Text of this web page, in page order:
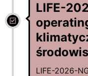
LIFE-
LIFE-2026-